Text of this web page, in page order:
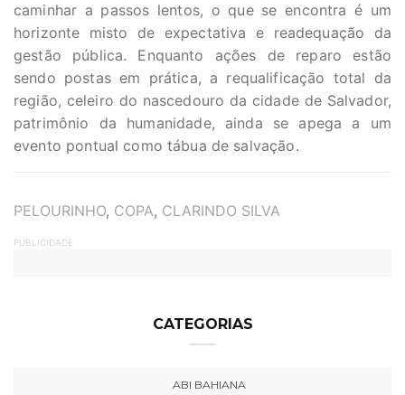
caminhar a passos lentos, o que se encontra é um
horizonte misto de expectativa e readequação da
gestão pública. Enquanto ações de reparo estão
sendo postas em prática, a requalificação total da
região, celeiro do nascedouro da cidade de Salvador,
patrimônio da humanidade, ainda se apega a um
evento pontual como tábua de salvação.
TAGS
PELOURINHO, COPA, CLARINDO SILVA
PUBLICIDADE
CATEGORIAS
ABI BAHIANA